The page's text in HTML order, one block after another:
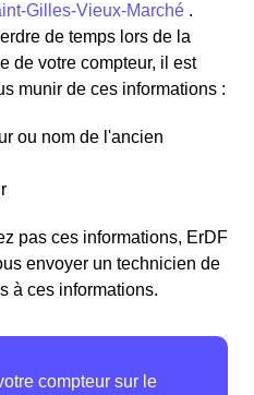
Gilles-Vieux-Marché .
de temps lors de la
de votre compteur, il est
munir de ces informations :
ou nom de l'ancien
pas ces informations, ErDF
envoyer un technicien de
à ces informations.